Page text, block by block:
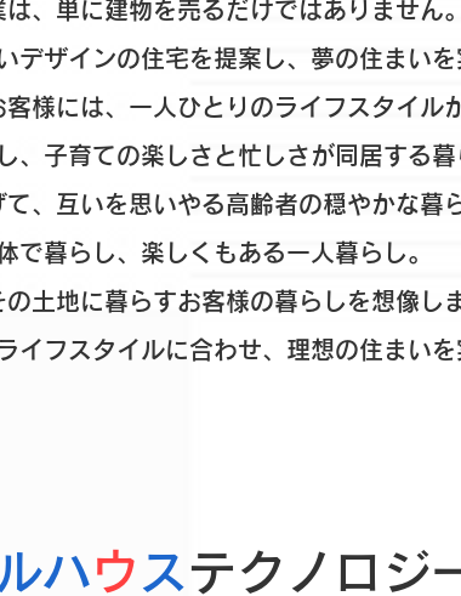
は、単に建物を売るだけではありません
デザインの住宅を提案し、夢の住まい
様には、一人ひとりのライフスタイル
、子育ての楽しさと忙しさが同居する
て、互いを思いやる高齢者の穏やかな暮
で暮らし、楽しくもある一人暮らし。
の土地に暮らすお客様の暮らしを想像し
イフスタイルに合わせ、理想の住まい
ルハウ ステクノロジ